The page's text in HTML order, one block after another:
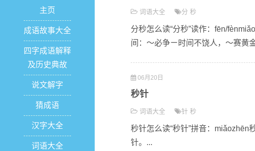
主页
成语故事大全
四字成语解释
及历史典故
说文解字
猜成语
汉字大全
词语大全
词语大全 分 秒
分秒怎么读“分秒”读作：fēn/
间：～必争ㄧ时间不饶人，～赛黄
06月20日
秒针
词语大全 针 秒
秒针怎么读“秒针”拼音：miǎozhēn
针。...